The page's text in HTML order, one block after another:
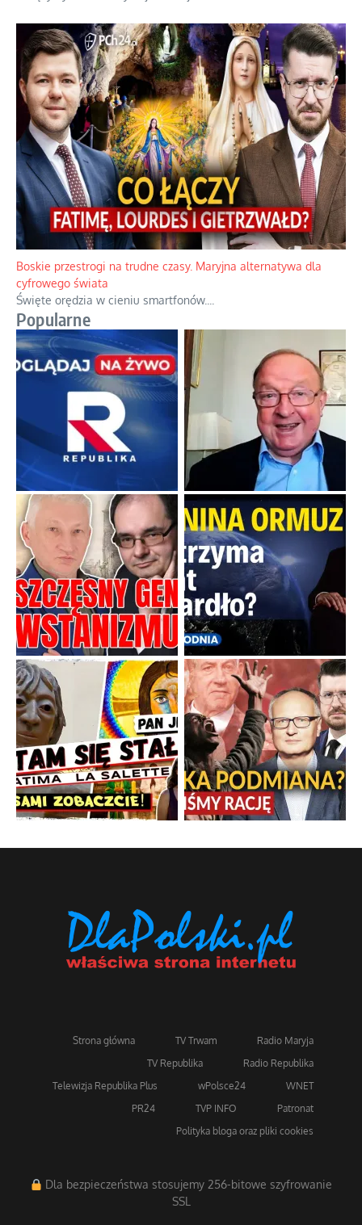
Papieskie innowacje w tradycyjnym różańcu
Gorący dylemat medytacji nad tajemnicami....
Boskie przestrogi na trudne czasy. Maryjna alternatywa dla
cyfrowego świata
Święte orędzia w cieniu smartfonów.
Popularne